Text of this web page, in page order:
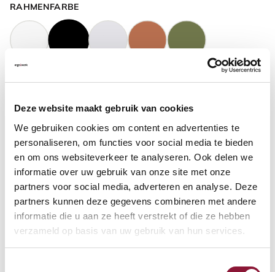
Deze website maakt gebruik van cookies
We gebruiken cookies om content en advertenties te
personaliseren, om functies voor social media te bieden
en om ons websiteverkeer te analyseren. Ook delen we
informatie over uw gebruik van onze site met onze
partners voor social media, adverteren en analyse. Deze
partners kunnen deze gegevens combineren met andere
informatie die u aan ze heeft verstrekt of die ze hebben
verzameld op basis van uw gebruik van hun services.
RAHMENFARBE
GASFEDERHÖHE
BODENKONTAKT
FUSSRING ?